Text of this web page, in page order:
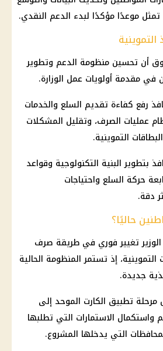
تمثل موعدًا مؤكدًا لبدء الدعم النقدي.
التموينية
أن تحسين منظومة الدعم وتطوير
في مقدمة أولويات عمل الوزارة.
رفع كفاءة تقديم السلع والخدمات
عمليات الصرف، وتقليل المشكلات
التموينية.
بتطوير البنية التكنولوجية وقواعد
حركة السلع واحتياجات
دقة.
حاليًا؟
تغيير فوري في طريقة صرف
التموينية، إذ تستمر المنظومة الحالية
جديدة.
مرحلة تطبيق الكارت الموحد إلى
واستكمال الاستمارات التي تطلبها
التي يدخلها المشروع.